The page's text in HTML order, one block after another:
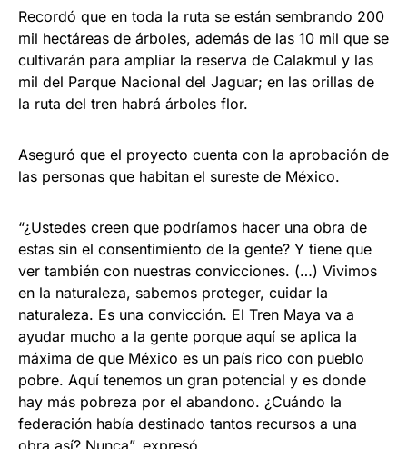
Recordó que en toda la ruta se están sembrando 200
mil hectáreas de árboles, además de las 10 mil que se
cultivarán para ampliar la reserva de Calakmul y las
mil del Parque Nacional del Jaguar; en las orillas de
la ruta del tren habrá árboles flor.
Aseguró que el proyecto cuenta con la aprobación de
las personas que habitan el sureste de México.
“¿Ustedes creen que podríamos hacer una obra de
estas sin el consentimiento de la gente? Y tiene que
ver también con nuestras convicciones. (…) Vivimos
en la naturaleza, sabemos proteger, cuidar la
naturaleza. Es una convicción. El Tren Maya va a
ayudar mucho a la gente porque aquí se aplica la
máxima de que México es un país rico con pueblo
pobre. Aquí tenemos un gran potencial y es donde
hay más pobreza por el abandono. ¿Cuándo la
federación había destinado tantos recursos a una
obra así? Nunca”, expresó.